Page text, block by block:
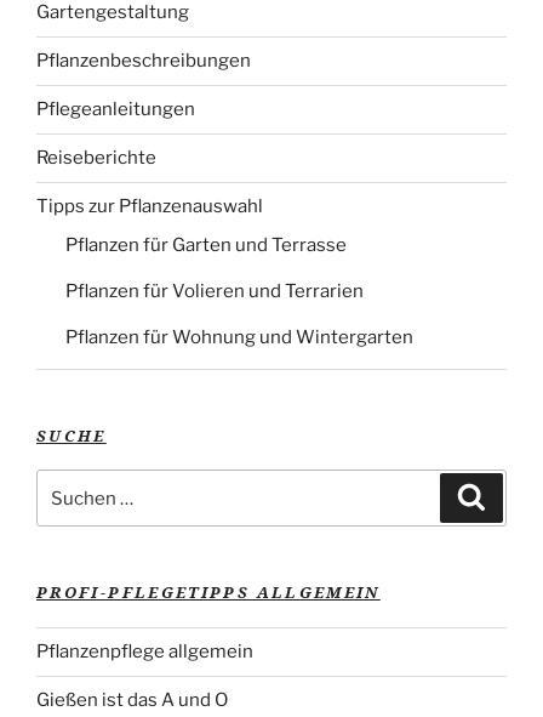
Gartengestaltung
Pflanzenbeschreibungen
Pflegeanleitungen
Reiseberichte
Tipps zur Pflanzenauswahl
Pflanzen für Garten und Terrasse
Pflanzen für Volieren und Terrarien
Pflanzen für Wohnung und Wintergarten
SUCHE
nach:
PROFI-PFLEGETIPPS ALLGEMEIN
Pflanzenpflege allgemein
Gießen ist das A und O